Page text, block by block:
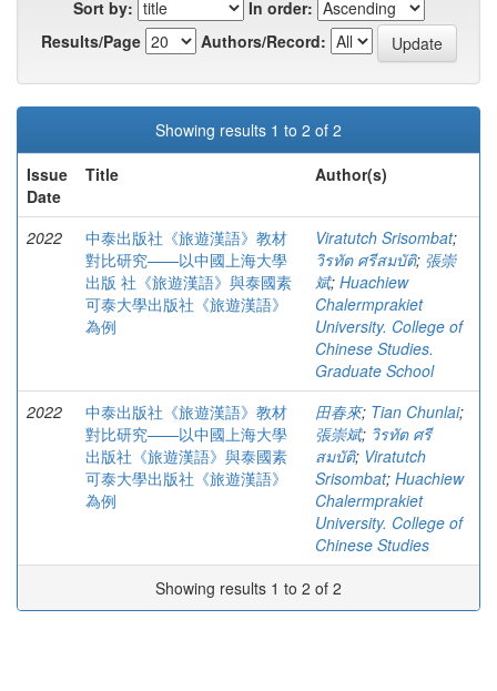
Sort by:
In order:
Results/Page
Authors/Record:
Showing results 1 to 2 of 2
Issue
Date
Title Author(s)
2022
中泰出版社《旅遊漢語》教材
對比研究——以中國上海大學
出版 社《旅遊漢語》與泰國素
可泰大學出版社《旅遊漢語》
為例
Viratutch Srisombat;
วิรทัต ศรีสมบัติ; 張崇
斌; Huachiew
Chalermprakiet
University. College of
Chinese Studies.
Graduate School
2022
中泰出版社《旅遊漢語》教材
對比研究——以中國上海大學
出版社《旅遊漢語》與泰國素
可泰大學出版社《旅遊漢語》
為例
田春來; Tian Chunlai;
張崇斌; วิรทัต ศรี
สมบัติ; Viratutch
Srisombat; Huachiew
Chalermprakiet
University. College of
Chinese Studies
Showing results 1 to 2 of 2